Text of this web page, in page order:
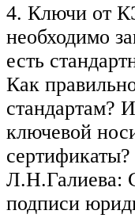
4. Ключи от
необходимо
есть
Как
стандартам?
ключевой
сертификаты?
Л.Н.Галиева:
подписи